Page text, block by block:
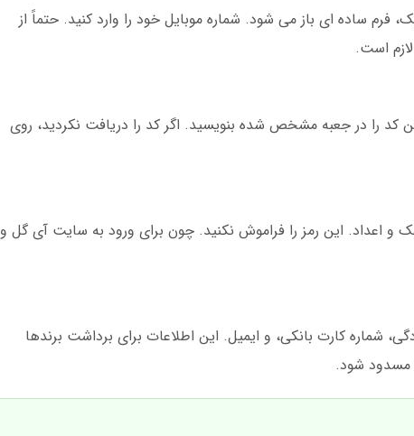
فرم ساده ای باز می شود. شماره موبایل خود را وارد کنید. حتماً از
است.
پیامک می شود. این کد را در جعبه مشخص شده بنویسید. اگر کد را دریافت نکردید، روی
شامل حروف بزرگ و کوچک و اعداد. این رمز را فراموش نکنید. چون برای ورود به سایت آی گل و
شماره کارت بانکی، و ایمیل. این اطلاعات برای برداشت برندها
مسدود شود.